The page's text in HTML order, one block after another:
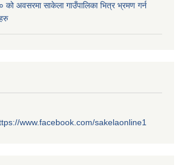
अवसरमा साकेला गाउँपालिका भित्र भ्रमण गर्न
www.facebook.com/sakelaonline1